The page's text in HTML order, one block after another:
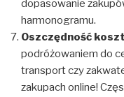
dopasowanie
harmonogramu.
Oszczędność
podróżowaniem do
transport czy
zakupach online!